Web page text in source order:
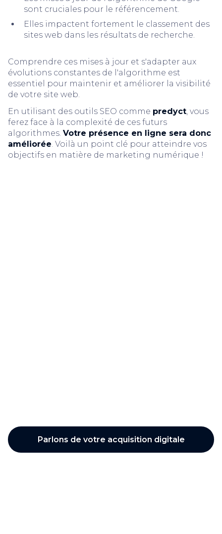
sont cruciales pour le référencement.
Elles impactent fortement le classement des
sites web dans les résultats de recherche.
Comprendre ces mises à jour et s'adapter aux
évolutions constantes de l'algorithme est
essentiel pour maintenir et améliorer la visibilité
de votre site web.
En utilisant des outils SEO comme predyct, vous
ferez face à la complexité de ces futurs
algorithmes. Votre présence en ligne sera donc
améliorée. Voilà un point clé pour atteindre vos
objectifs en matière de marketing numérique !
Parlons de votre acquisition digitale